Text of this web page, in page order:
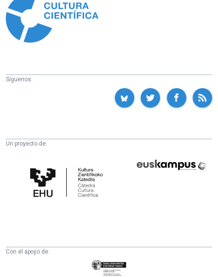
Síguenos:
Un proyecto de:
Cultura
Científica
Fundazioa
Con el apoyo de:
Eusko